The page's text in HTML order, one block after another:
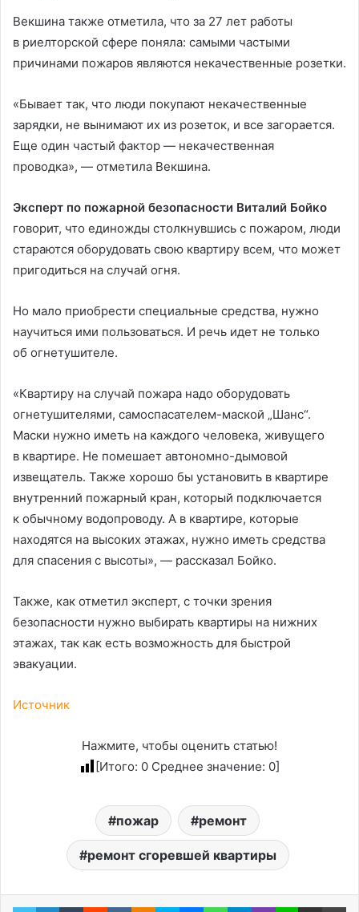
Векшина также отметила, что за 27 лет работы
в риелторской сфере поняла: самыми частыми
причинами пожаров являются некачественные розетки.
«Бывает так, что люди покупают некачественные
зарядки, не вынимают их из розеток, и все загорается.
Еще один частый фактор — некачественная
проводка», — отметила Векшина.
Эксперт по пожарной безопасности Виталий Бойко
говорит, что единожды столкнувшись с пожаром, люди
стараются оборудовать свою квартиру всем, что может
пригодиться на случай огня.
Но мало приобрести специальные средства, нужно
научиться ими пользоваться. И речь идет не только
об огнетушителе.
«Квартиру на случай пожара надо оборудовать
огнетушителями, самоспасателем-маской „Шанс“.
Маски нужно иметь на каждого человека, живущего
в квартире. Не помешает автономно-дымовой
извещатель. Также хорошо бы установить в квартире
внутренний пожарный кран, который подключается
к обычному водопроводу. А в квартире, которые
находятся на высоких этажах, нужно иметь средства
для спасения с высоты», — рассказал Бойко.
Также, как отметил эксперт, с точки зрения
безопасности нужно выбирать квартиры на нижних
этажах, так как есть возможность для быстрой
эвакуации.
Источник
Нажмите, чтобы оценить статью!
[Итого: 0 Среднее значение: 0]
пожар ремонт
ремонт сгоревшей квартиры
TwitterLinkedInTumblrRedditВконтакте
Одноклассники
SkypeMessenger
WhatsApp
Telegram
ViberLine Поделиться через электронную почту